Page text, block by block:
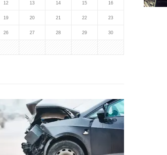
12 13 14 15 16
19 20 21 22 23
26 27 28 29 30